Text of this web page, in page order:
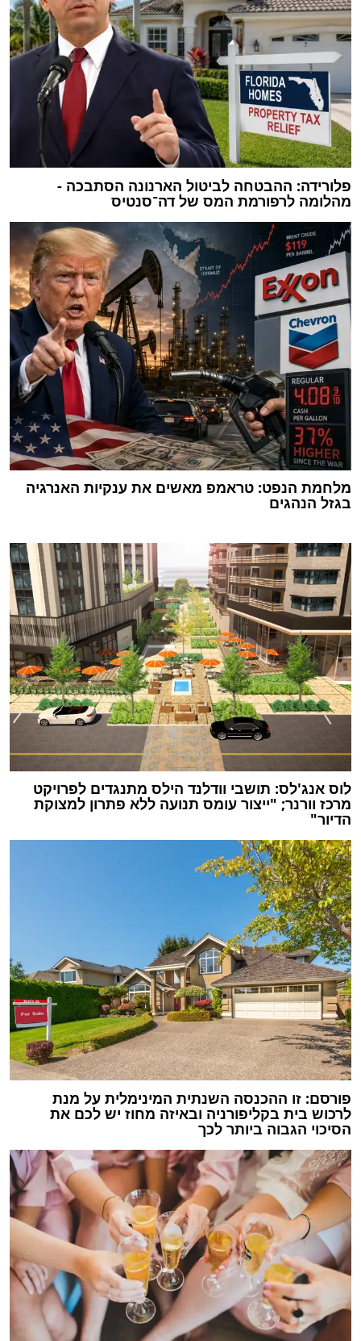
פלורידה: ההבטחה לביטול הארנונה הסתבכה -
מהלומה לרפורמת המס של דה־סנטיס
מלחמת הנפט: טראמפ מאשים את ענקיות האנרגיה
בגזל הנהגים
לוס אנג'לס: תושבי וודלנד הילס מתנגדים לפרויקט
מרכז וורנר; "ייצור עומס תנועה ללא פתרון למצוקת
הדיור"
פורסם: זו ההכנסה השנתית המינימלית על מנת
לרכוש בית בקליפורניה ובאיזה מחוז יש לכם את
הסיכוי הגבוה ביותר לכך